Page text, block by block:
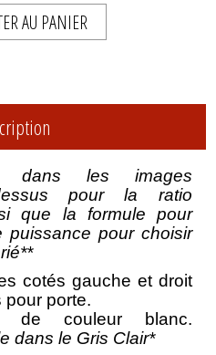
AU PANIER
dans les images
pour la ratio
que la formule pour
puissance pour choisir
cotés gauche et droit
pour porte.
de couleur blanc.
dans le Gris Clair*